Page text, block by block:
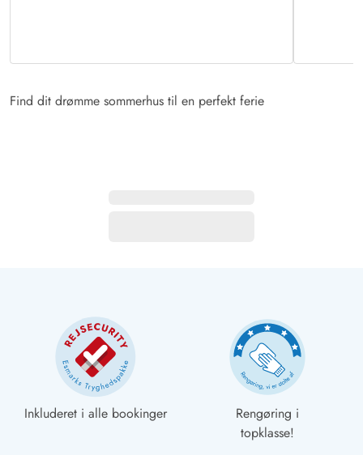
Find dit drømme sommerhus til en perfekt ferie
Inkluderet i alle bookinger
Rengøring i
topklasse!